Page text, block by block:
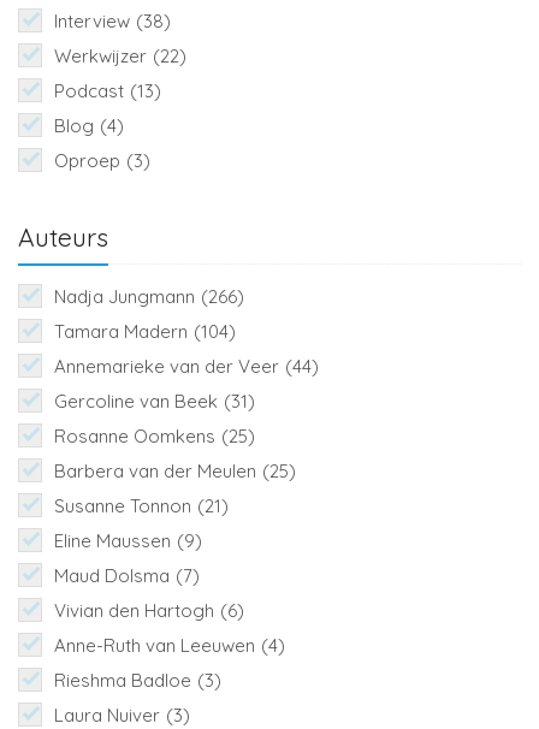
Interview (38)
Werkwijzer (22)
Podcast (13)
Blog (4)
Oproep (3)
Auteurs
Nadja Jungmann (266)
Tamara Madern (104)
Annemarieke van der Veer (44)
Gercoline van Beek (31)
Rosanne Oomkens (25)
Barbera van der Meulen (25)
Susanne Tonnon (21)
Eline Maussen (9)
Maud Dolsma (7)
Vivian den Hartogh (6)
Anne-Ruth van Leeuwen (4)
Rieshma Badloe (3)
Laura Nuiver (3)